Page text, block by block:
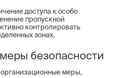
доступа к особо
пропускной
контролировать
зонах.
безопасности
меры,